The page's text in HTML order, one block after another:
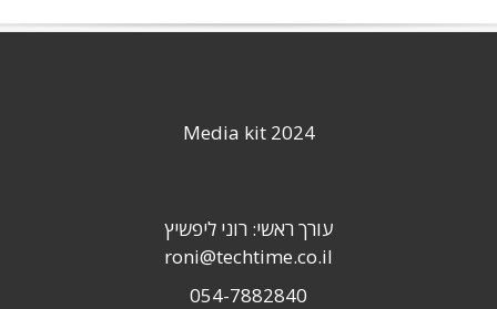
Media kit 2024
עורך ראשי: רוני ליפשיץ
roni@techtime.co.il
054-7882840